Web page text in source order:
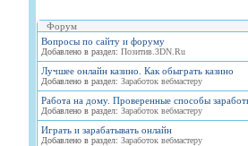
Форум
Вопросы по сайту и форуму
Добавлено в раздел: Позитив.3DN.Ru
Лучшее онлайн казино. Как обыграть казино
Добавлено в раздел: Заработок вебмастеру
Работа на дому. Проверенные способы
Добавлено в раздел: Заработок вебмастеру
Играть и зарабатывать онлайн
Добавлено в раздел: Заработок вебмастеру